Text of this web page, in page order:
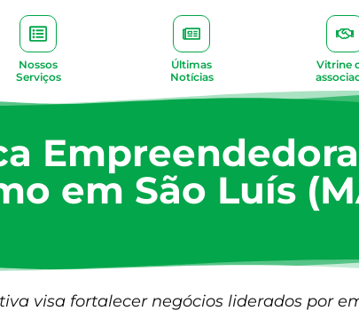
Nossos
Serviços
Últimas
Notícias
Vitrine
em São Luís
visa fortalecer negócios liderados por